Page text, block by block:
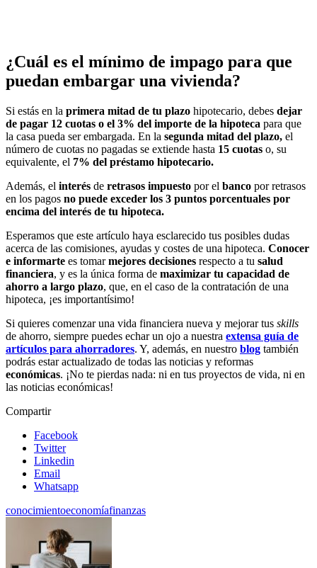
¿Cuál es el mínimo de impago para que
puedan embargar una vivienda?
Si estás en la primera mitad de tu plazo hipotecario, debes dejar
de pagar 12 cuotas o el 3% del importe de la hipoteca para que
la casa pueda ser embargada. En la segunda mitad del plazo, el
número de cuotas no pagadas se extiende hasta 15 cuotas o, su
equivalente, el 7% del préstamo hipotecario.
Además, el interés de retrasos impuesto por el banco por retrasos
en los pagos no puede exceder los 3 puntos porcentuales por
encima del interés de tu hipoteca.
Esperamos que este artículo haya esclarecido tus posibles dudas
acerca de las comisiones, ayudas y costes de una hipoteca. Conocer
e informarte es tomarmejores decisiones respecto a tu salud
financiera, y es la única forma de maximizar tu capacidad de
ahorro a largo plazo, que, en el caso de la contratación de una
hipoteca, ¡es importantísimo!
Si quieres comenzar una vida financiera nueva y mejorar tus skills
de ahorro, siempre puedes echar un ojo a nuestra extensa guía de
artículos para ahorradores. Y, además, en nuestro blog también
podrás estar actualizado de todas las noticias y reformas
económicas. ¡No te pierdas nada: ni en tus proyectos de vida, ni en
las noticias económicas!
Compartir
Facebook
Twitter
Linkedin
Email
Whatsapp
conocimientoeconomíafinanzas